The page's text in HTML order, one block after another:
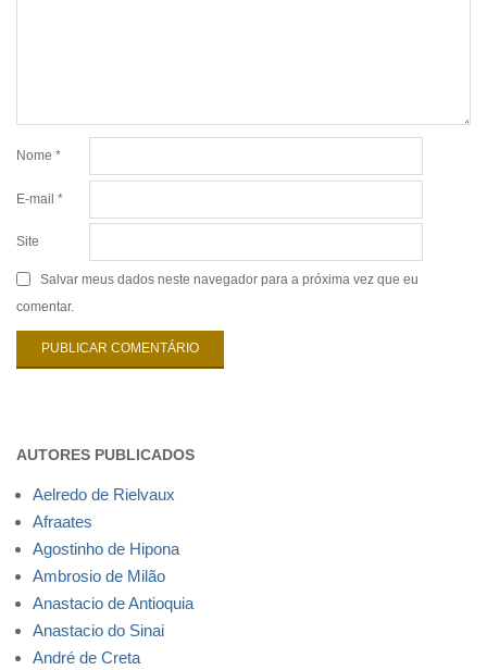
Nome *
E-mail *
Site
Salvar meus dados neste navegador para a próxima vez que eu
comentar.
AUTORES PUBLICADOS
Aelredo de Rielvaux
Afraates
Agostinho de Hipona
Ambrosio de Milão
Anastacio de Antioquia
Anastacio do Sinai
André de Creta